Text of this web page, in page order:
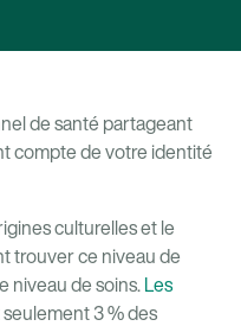
de santé partageant
compte de votre identité
culturelles et le
trouver ce niveau de
niveau de soins. Les
3 % des